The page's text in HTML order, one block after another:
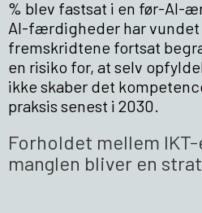
% blev fastsat i en før-AI-
AI-færdigheder har vundet
fremskridtene fortsat
en risiko for, at selv
ikke skaber det
praksis senest i 2030.
Forholdet mellem
manglen bliver en